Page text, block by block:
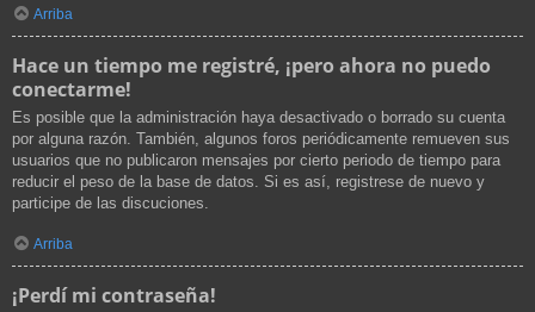
Arriba
Hace un tiempo me registré, ¡pero ahora no puedo
conectarme!
Es posible que la administración haya desactivado o borrado su cuenta
por alguna razón. También, algunos foros periódicamente remueven sus
usuarios que no publicaron mensajes por cierto periodo de tiempo para
reducir el peso de la base de datos. Si es así, registrese de nuevo y
participe de las discuciones.
Arriba
¡Perdí mi contraseña!